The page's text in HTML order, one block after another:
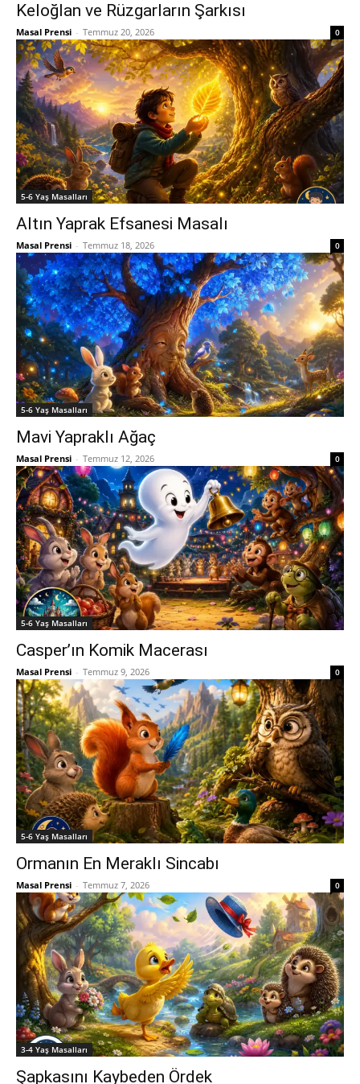
Keloğlan ve Rüzgarların Şarkısı
Masal Prensi - Temmuz 20, 2026 0
5-6 Yaş Masalları
Altın Yaprak Efsanesi Masalı
Masal Prensi - Temmuz 18, 2026 0
5-6 Yaş Masalları
Mavi Yapraklı Ağaç
Masal Prensi - Temmuz 12, 2026 0
5-6 Yaş Masalları
Casper’ın Komik Macerası
Masal Prensi - Temmuz 9, 2026 0
5-6 Yaş Masalları
Ormanın En Meraklı Sincabı
Masal Prensi - Temmuz 7, 2026 0
3-4 Yaş Masalları
Şapkasını Kaybeden Ördek